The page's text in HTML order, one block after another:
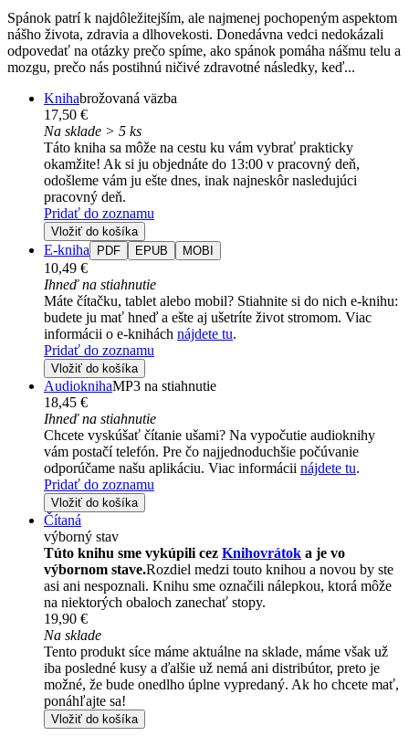
Spánok patrí k najdôležitejším, ale najmenej pochopeným aspektom
nášho života, zdravia a dlhovekosti. Donedávna vedci nedokázali
odpovedať na otázky prečo spíme, ako spánok pomáha nášmu telu a
mozgu, prečo nás postihnú ničivé zdravotné následky, keď...
Knihabrožovaná väzba
17,50 €
Na sklade > 5 ks
Táto kniha sa môže na cestu ku vám vybrať prakticky
okamžite! Ak si ju objednáte do 13:00 v pracovný deň,
odošleme vám ju ešte dnes, inak najneskôr nasledujúci
pracovný deň.
Pridať do zoznamu
Vložiť do košíka
E-kniha PDF EPUB MOBI
10,49 €
Ihneď na stiahnutie
Máte čítačku, tablet alebo mobil? Stiahnite si do nich e-knihu:
budete ju mať hneď a ešte aj ušetríte život stromom. Viac
informácii o e-knihách nájdete tu.
Pridať do zoznamu
Vložiť do košíka
AudioknihaMP3 na stiahnutie
18,45 €
Ihneď na stiahnutie
Chcete vyskúšať čítanie ušami? Na vypočutie audioknihy
vám postačí telefón. Pre čo najjednoduchšie počúvanie
odporúčame našu aplikáciu. Viac informácii nájdete tu.
Pridať do zoznamu
Vložiť do košíka
Čítaná
výborný stav
Túto knihu sme vykúpili cez Knihovrátok a je vo
výbornom stave.Rozdiel medzi touto knihou a novou by ste
asi ani nespoznali. Knihu sme označili nálepkou, ktorá môže
na niektorých obaloch zanechať stopy.
19,90 €
Na sklade
Tento produkt síce máme aktuálne na sklade, máme však už
iba posledné kusy a ďalšie už nemá ani distribútor, preto je
možné, že bude onedlho úplne vypredaný. Ak ho chcete mať,
ponáhľajte sa!
Vložiť do košíka